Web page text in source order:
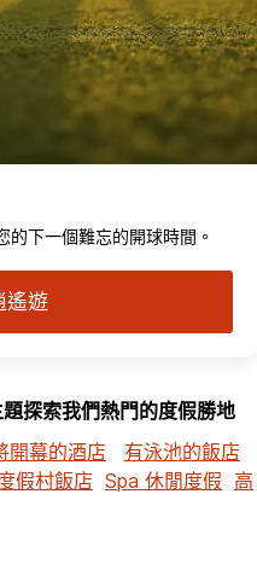
下一個難忘的開球時間。
遙遊
探索我們熱門的度假勝地
開幕的酒店
有泳池的飯店
假村飯店 Spa 休閒度假 高